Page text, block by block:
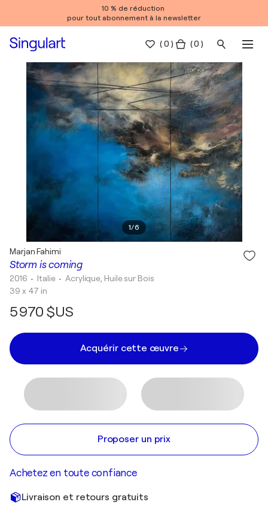
10 % de réduction
pour tout abonnement à la newsletter
(0 ) ( 0 )
1/6
Storm is coming
Marjan Fahimi
2016 • Italie •Acrylique, Huile sur Bois
39 x 47 in
5 970 $US
Acquérir cette œuvre
Proposer un prix
Achetez en toute confiance
Livraison et retours gratuits